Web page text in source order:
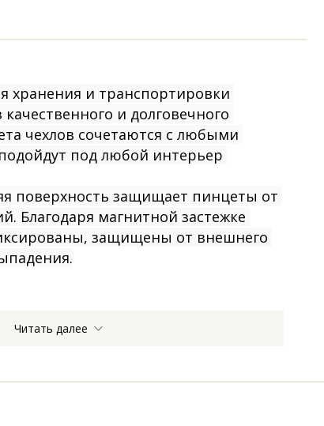
хранения и транспортировки
и долговечного
чехлов сочетаются с любыми
под любой интерьер
поверхность защищает пинцеты от
Благодаря магнитной застежке
защищены от внешнего
Читать далее